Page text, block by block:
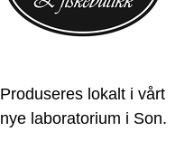
Produseres lokalt i vårt
nye laboratorium i Son.